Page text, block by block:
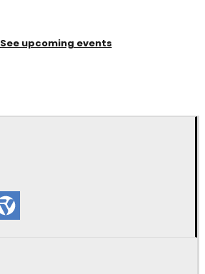
See upcoming events